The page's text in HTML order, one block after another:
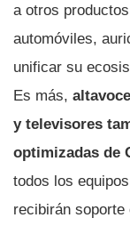
a otros
automóviles,
unificar su
Es más,
y televisores
optimizadas de
todos los
recibirán